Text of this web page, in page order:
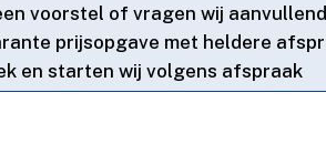
voorstel of vragen wij
prijsopgave met heldere
en starten wij volgens afspraak